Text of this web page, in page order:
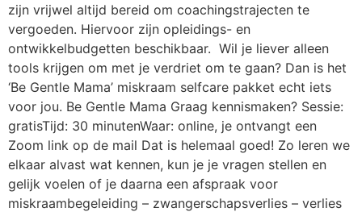
zijn vrijwel altijd bereid om coachingstrajecten te
vergoeden. Hiervoor zijn opleidings- en
ontwikkelbudgetten beschikbaar. Wil je liever alleen
tools krijgen om met je verdriet om te gaan? Dan is het
‘Be Gentle Mama’ miskraam selfcare pakket echt iets
voor jou. Be Gentle Mama Graag kennismaken? Sessie:
gratisTijd: 30 minutenWaar: online, je ontvangt een
Zoom link op de mail Dat is helemaal goed! Zo leren we
elkaar alvast wat kennen, kun je je vragen stellen en
gelijk voelen of je daarna een afspraak voor
miskraambegeleiding – zwangerschapsverlies – verlies